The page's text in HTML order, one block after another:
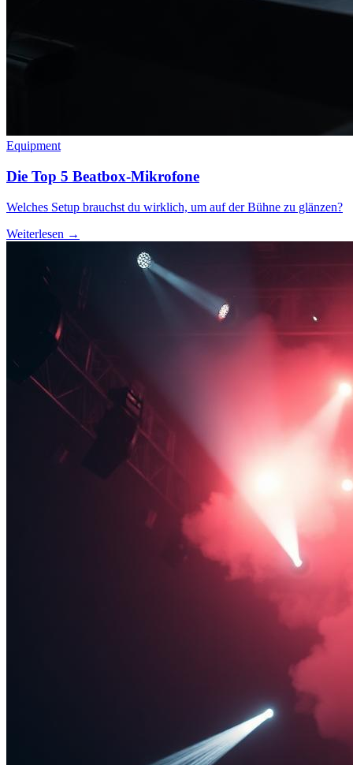
Equipment
Die Top 5 Beatbox-Mikrofone
Welches Setup brauchst du wirklich, um auf der Bühne zu glänzen?
Weiterlesen →